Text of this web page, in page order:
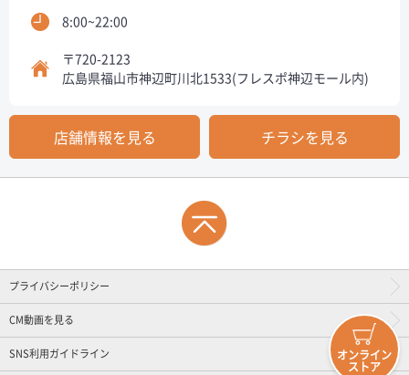
8:00~22:00
〒720-2123
広島県福山市神辺町川北1533(フレスポ神辺モール内)
店舗情報を見る チラシを見る
プライバシーポリシー
CM動画を見る
SNS利用ガイドライン オンライン
ストア